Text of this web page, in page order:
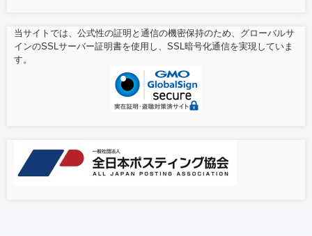
当サイトでは、公式性の証明と通信の機密保持のため、グローバルサ
インのSSLサーバー証明書を使用し、SSL暗号化通信を実現していま
す。